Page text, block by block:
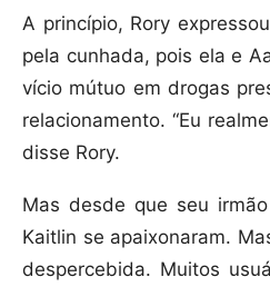
A princípio, Rory
pela cunhada, pois ela e
vício mútuo em drogas
relacionamento. “Eu
disse Rory.
Mas desde que seu
Kaitlin se apaixonaram.
despercebida. Muitos